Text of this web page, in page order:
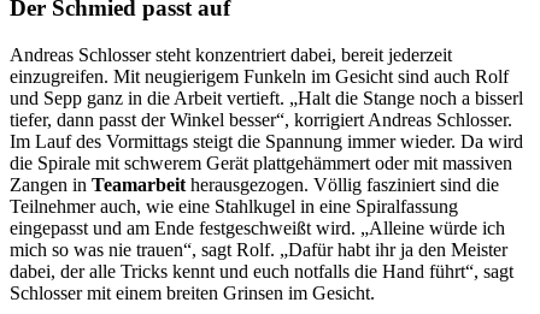
Der Schmied passt auf
Andreas Schlosser steht konzentriert dabei, bereit jederzeit
einzugreifen. Mit neugierigem Funkeln im Gesicht sind auch Rolf
und Sepp ganz in die Arbeit vertieft. „Halt die Stange noch a bisserl
tiefer, dann passt der Winkel besser“, korrigiert Andreas Schlosser.
Im Lauf des Vormittags steigt die Spannung immer wieder. Da wird
die Spirale mit schwerem Gerät plattgehämmert oder mit massiven
Zangen in Teamarbeit herausgezogen. Völlig fasziniert sind die
Teilnehmer auch, wie eine Stahlkugel in eine Spiralfassung
eingepasst und am Ende festgeschweißt wird. „Alleine würde ich
mich so was nie trauen“, sagt Rolf. „Dafür habt ihr ja den Meister
dabei, der alle Tricks kennt und euch notfalls die Hand führt“, sagt
Schlosser mit einem breiten Grinsen im Gesicht.